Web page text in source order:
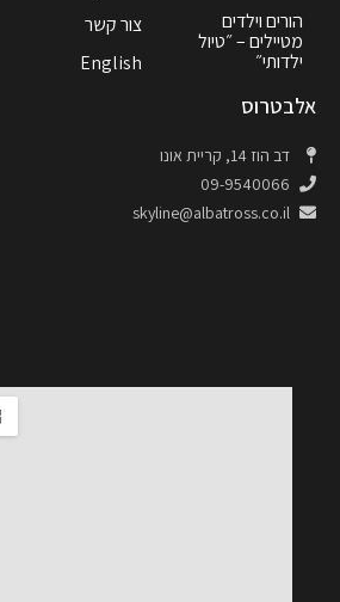
הורים וילדים
מטיילים – ״טיול
ילדותי״
צור קשר
English
אלבטרוס
דב הוז 14, קריית אונו
09-9540066
skyline@albatross.co.il